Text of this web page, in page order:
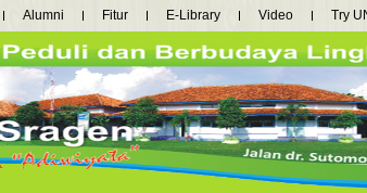
Alumni Fitur E-Library Video Try